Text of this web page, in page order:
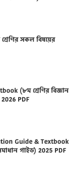
সকল বিষয়ের
(৮ম শ্রেণির বিজ্ঞান
PDF
Guide & Textbook
গাইড) 2025 PDF